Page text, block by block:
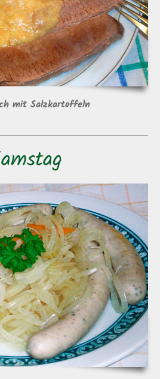
mit Salzkartoffeln